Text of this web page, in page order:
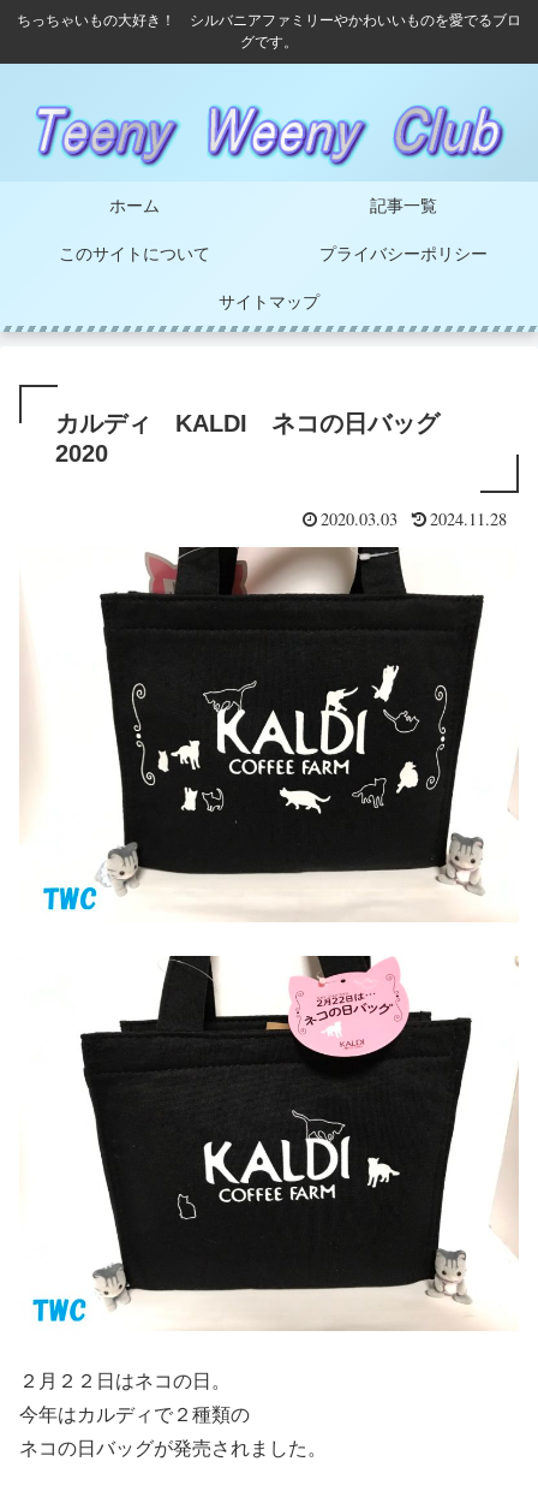
ちっちゃいもの大好き！ シルバニアファミリーやかわいいものを愛でるブロ
グです。
ホーム 記事一覧
このサイトについて プライバシーポリシー
サイトマップ
カルディ KALDI ネコの日バッグ
2020
2020.03.03 2024.11.28
２月２２日はネコの日。
今年はカルディで２種類の
ネコの日バッグが発売されました。